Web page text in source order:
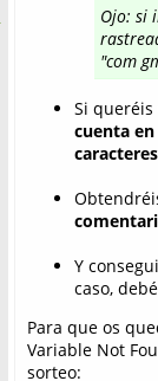
Ojo: si
"com
Si
cuenta
Y
caso,
Para que os
Variable Not
sorteo: